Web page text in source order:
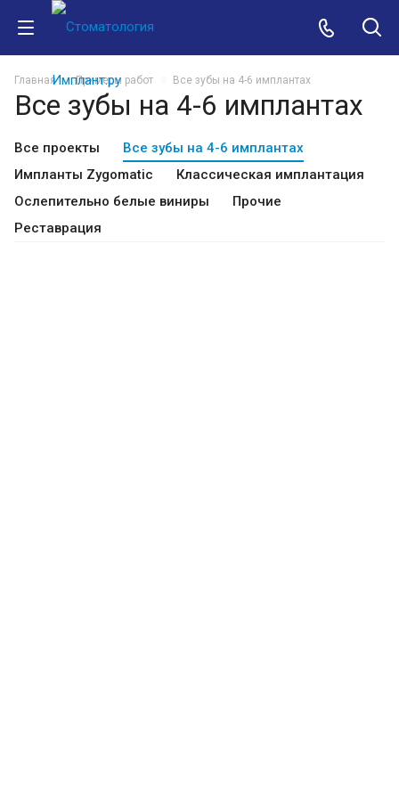
Главная Примеры работ Все зубы на 4-6 имплантах
Все зубы на 4-6 имплантах
Все проекты
Все зубы на 4-6 имплантах
Импланты Zygomatic
Классическая имплантация
Ослепительно белые виниры
Прочие
Реставрация